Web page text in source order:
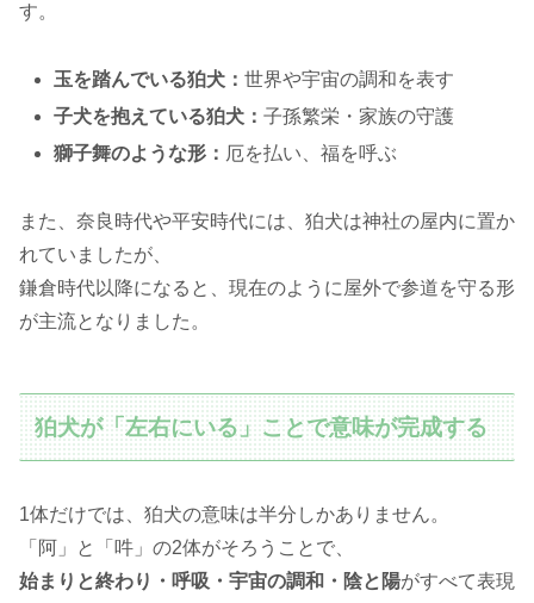
す。
玉を踏んでいる狛犬：世界や宇宙の調和を表す
子犬を抱えている狛犬：子孫繁栄・家族の守護
獅子舞のような形： 厄を払い、福を呼ぶ
また、奈良時代や平安時代には、狛犬は神社の屋内に置か
れていましたが、
鎌倉時代以降になると、現在のように屋外で参道を守る形
が主流となりました。
狛犬が「左右にいる」ことで意味が完成する
1体だけでは、狛犬の意味は半分しかありません。
「阿」と「吽」の2体がそろうことで、
始まりと終わり・呼吸・宇宙の調和・陰と陽がすべて表現